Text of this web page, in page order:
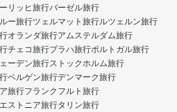
リッヒ旅行バーゼル旅行
ー旅行ツェルマット旅行ルツェルン旅行
オランダ旅行アムステルダム旅行
チェコ旅行プラハ旅行ポルトガル旅行
ーデン旅行ストックホルム旅行
ベルゲン旅行デンマーク旅行
旅行フランクフルト旅行
エストニア旅行タリン旅行